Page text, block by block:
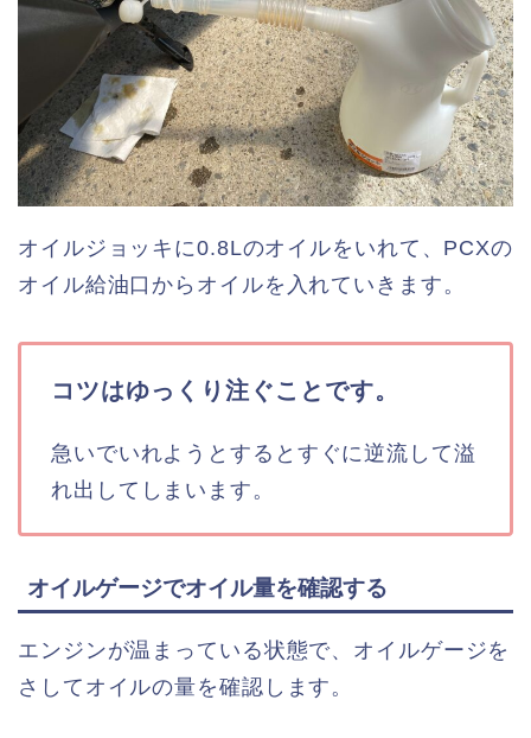
オイルジョッキに0.8Lのオイルをいれて、PCXの
オイル給油口からオイルを入れていきます。
コツはゆっくり注ぐことです。
急いでいれようとするとすぐに逆流して溢
れ出してしまいます。
オイルゲージでオイル量を確認する
エンジンが温まっている状態で、オイルゲージを
さしてオイルの量を確認します。